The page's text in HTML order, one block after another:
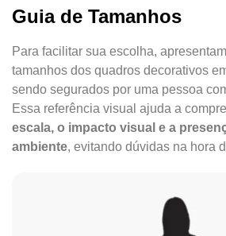
Guia de Tamanhos
Para facilitar sua escolha,
tamanhos dos quadros decorativos
sendo segurados por uma pessoa
Essa referência visual ajuda a
escala, o impacto visual e a
ambiente, evitando dúvidas na hora